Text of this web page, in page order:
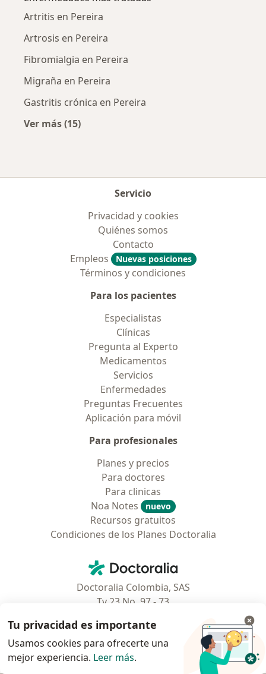
Artritis en Pereira
Artrosis en Pereira
Fibromialgia en Pereira
Migraña en Pereira
Gastritis crónica en Pereira
Ver más (15)
Servicio
Privacidad y cookies
Quiénes somos
Contacto
Empleos
Nuevas posiciones
Términos y condiciones
Para los pacientes
Especialistas
Clínicas
Pregunta al Experto
Medicamentos
Servicios
Enfermedades
Preguntas Frecuentes
Aplicación para móvil
Para profesionales
Planes y precios
Para doctores
Para clinicas
Noa Notes
nuevo
Recursos gratuitos
Condiciones de los Planes Doctoralia
Doctoralia - Página de inicio
Doctoralia Colombia, SAS
Tv 23 No. 97 - 73
se abre en una nueva pestaña
se abre en una nueva pestaña
se abre en una nueva pestaña
se abre en una nueva
Deutschland se abre en
,Česko se
Tu privacidad es importante
Usamos cookies para ofrecerte una
mejor experiencia. Leer más.